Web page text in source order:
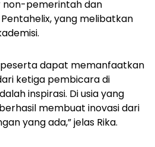
non-pemerintah dan
yang melibatkan
dapat memanfaatkan
ketiga pembicara di
inspirasi. Di usia yang
membuat inovasi dari
yang ada,” jelas Rika.